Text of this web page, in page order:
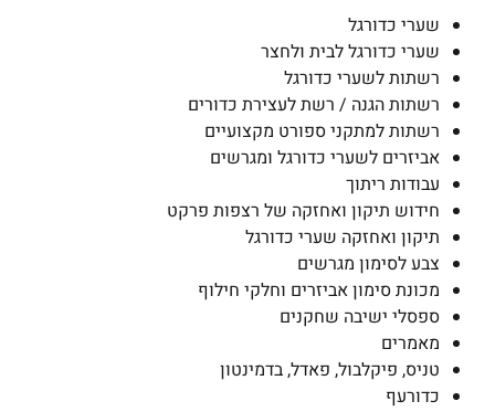
שערי כדורגל
שערי כדורגל לבית ולחצר
רשתות לשערי כדורגל
רשתות הגנה / רשת לעצירת כדורים
רשתות למתקני ספורט מקצועיים
אביזרים לשערי כדורגל ומגרשים
עבודות ריתוך
חידוש תיקון ואחזקה של רצפות פרקט
תיקון ואחזקה שערי כדורגל
צבע לסימון מגרשים
מכונת סימון אביזרים וחלקי חילוף
ספסלי ישיבה שחקנים
מאמרים
טניס, פיקלבול, פאדל, בדמינטון
כדורעף